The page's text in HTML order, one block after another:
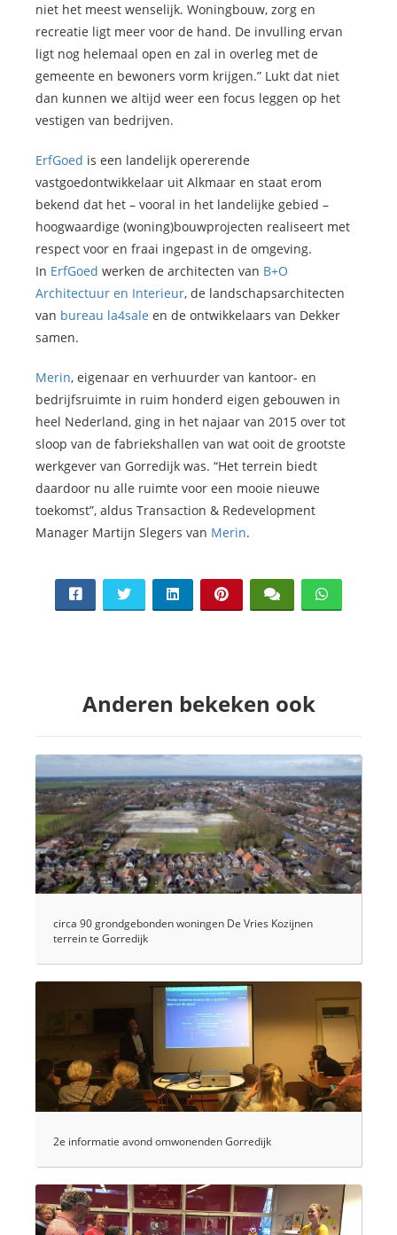
niet het meest wenselijk. Woningbouw, zorg en
recreatie ligt meer voor de hand. De invulling ervan
ligt nog helemaal open en zal in overleg met de
gemeente en bewoners vorm krijgen.” Lukt dat niet
dan kunnen we altijd weer een focus leggen op het
vestigen van bedrijven.
ErfGoed is een landelijk opererende
vastgoedontwikkelaar uit Alkmaar en staat erom
bekend dat het – vooral in het landelijke gebied –
hoogwaardige (woning)bouwprojecten realiseert met
respect voor en fraai ingepast in de omgeving.
In ErfGoed werken de architecten van B+O
Architectuur en Interieur, de landschapsarchitecten
van bureau la4sale en de ontwikkelaars van Dekker
samen.
Merin, eigenaar en verhuurder van kantoor- en
bedrijfsruimte in ruim honderd eigen gebouwen in
heel Nederland, ging in het najaar van 2015 over tot
sloop van de fabriekshallen van wat ooit de grootste
werkgever van Gorredijk was. “Het terrein biedt
daardoor nu alle ruimte voor een mooie nieuwe
toekomst”, aldus Transaction & Redevelopment
Manager Martijn Slegers van Merin.
Anderen bekeken ook
circa 90 grondgebonden woningen De Vries Kozijnen
terrein te Gorredijk
2e informatie avond omwonenden Gorredijk